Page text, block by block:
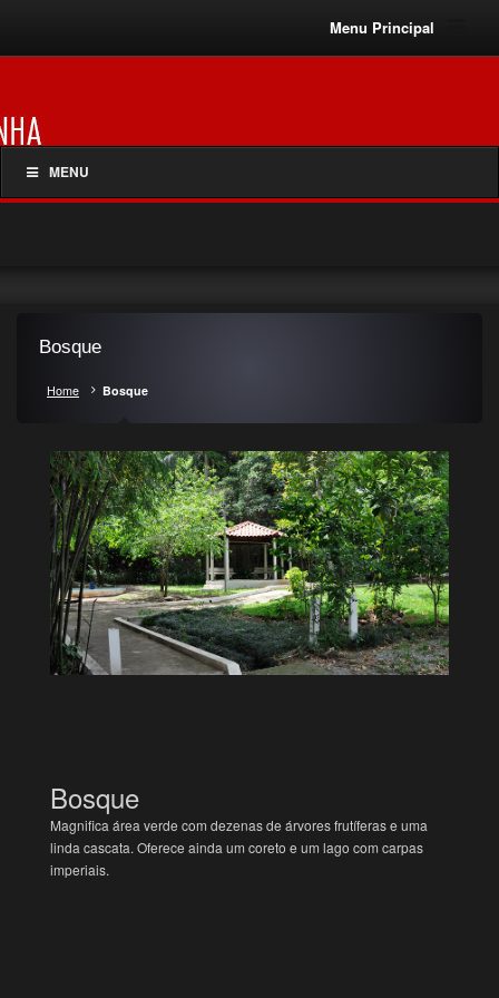
Menu Principal
MENU
Bosque
Home Bosque
Bosque
Magnifica área verde com dezenas de árvores frutíferas e uma
linda cascata. Oferece ainda um coreto e um lago com carpas
imperiais.